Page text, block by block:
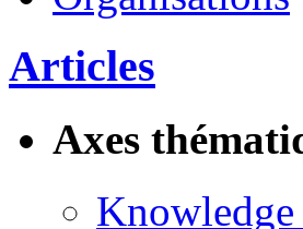
Articles
Axes
Knowledge